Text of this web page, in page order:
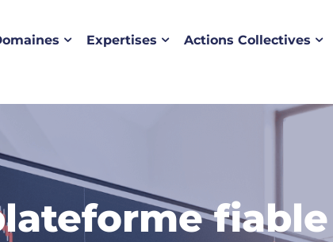
Expertises Actions Collectives